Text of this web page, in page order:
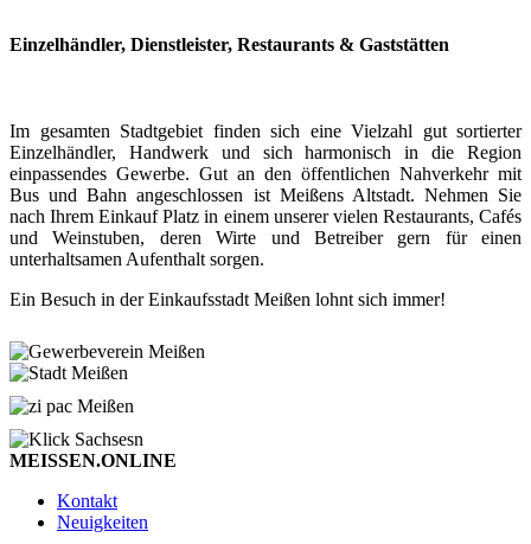
Einzelhändler, Dienstleister, Restaurants & Gaststätten
Im gesamten Stadtgebiet finden sich eine Vielzahl gut sortierter
Einzelhändler, Handwerk und sich harmonisch in die Region
einpassendes Gewerbe. Gut an den öffentlichen Nahverkehr mit
Bus und Bahn angeschlossen ist Meißens Altstadt. Nehmen Sie
nach Ihrem Einkauf Platz in einem unserer vielen Restaurants, Cafés
und Weinstuben, deren Wirte und Betreiber gern für einen
unterhaltsamen Aufenthalt sorgen.
Ein Besuch in der Einkaufsstadt Meißen lohnt sich immer!
MEISSEN.ONLINE
Kontakt
Neuigkeiten